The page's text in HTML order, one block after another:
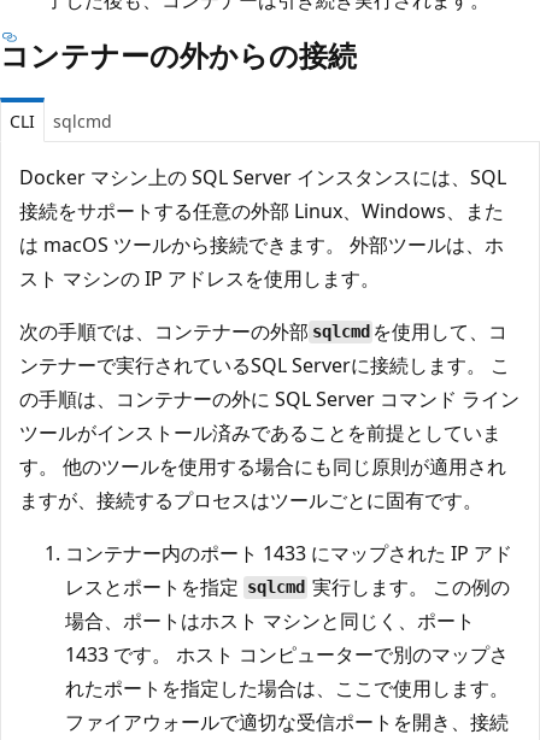
コンテナーの外からの接続
CLI sqlcmd
Docker マシン上の SQL Server インスタンスには、SQL
接続をサポートする任意の外部 Linux、Windows、また
は macOS ツールから接続できます。 外部ツールは、ホ
スト マシンの IP アドレスを使用します。
次の手順では、コンテナーの外部 sqlcmd を使用して、コ
ンテナーで実行されているSQL Serverに接続します。 こ
の手順は、コンテナーの外に SQL Server コマンド ライン
ツールがインストール済みであることを前提としていま
す。 他のツールを使用する場合にも同じ原則が適用され
ますが、接続するプロセスはツールごとに固有です。
コンテナー内のポート 1433 にマップされた IP アド
レスとポートを指定 sqlcmd 実行します。 この例の
場合、ポートはホスト マシンと同じく、ポート
1433 です。 ホスト コンピューターで別のマップさ
れたポートを指定した場合は、ここで使用します。
ファイアウォールで適切な受信ポートを開き、接続